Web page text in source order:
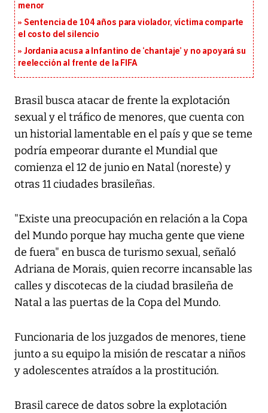
menor
Sentencia de 104 años para violador, víctima comparte
el costo del silencio
Jordania acusa a Infantino de ‘chantaje’ y no apoyará su
reelección al frente de la FIFA
Brasil busca atacar de frente la explotación
sexual y el tráfico de menores, que cuenta con
un historial lamentable en el país y que se teme
podría empeorar durante el Mundial que
comienza el 12 de junio en Natal (noreste) y
otras 11 ciudades brasileñas.
"Existe una preocupación en relación a la Copa
del Mundo porque hay mucha gente que viene
de fuera" en busca de turismo sexual, señaló
Adriana de Morais, quien recorre incansable las
calles y discotecas de la ciudad brasileña de
Natal a las puertas de la Copa del Mundo.
Funcionaria de los juzgados de menores, tiene
junto a su equipo la misión de rescatar a niños
y adolescentes atraídos a la prostitución.
Brasil carece de datos sobre la explotación